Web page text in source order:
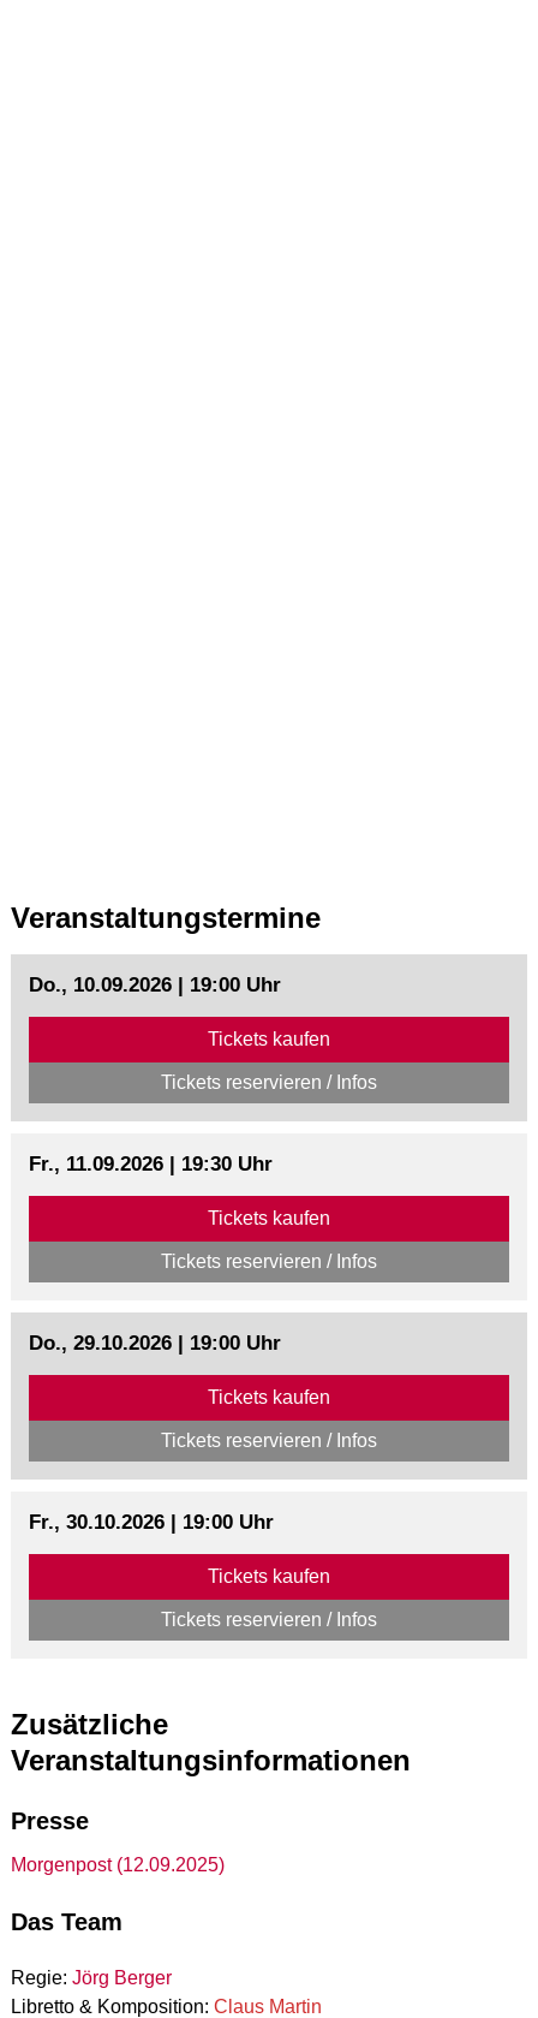
Veranstaltungstermine
Do., 10.09.2026 | 19:00 Uhr
Tickets kaufen
Tickets reservieren / Infos
Fr., 11.09.2026 | 19:30 Uhr
Tickets kaufen
Tickets reservieren / Infos
Do., 29.10.2026 | 19:00 Uhr
Tickets kaufen
Tickets reservieren / Infos
Fr., 30.10.2026 | 19:00 Uhr
Tickets kaufen
Tickets reservieren / Infos
Zusätzliche
Veranstaltungsinformationen
Presse
Morgenpost (12.09.2025)
Das Team
Regie: Jörg Berger
Libretto & Komposition: Claus Martin